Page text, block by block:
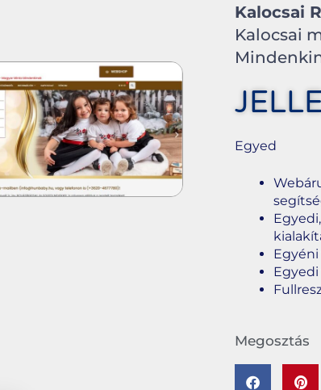
Kalocsai
Kalocsai
Egyed
Megosztás